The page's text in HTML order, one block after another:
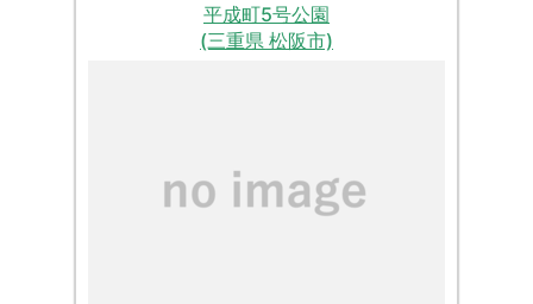
平成町5号公園
(三重県 松阪市)